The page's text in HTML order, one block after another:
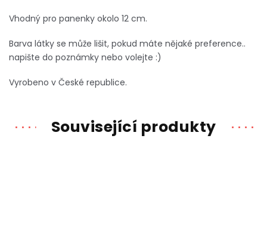
Vhodný pro panenky okolo 12 cm.
Barva látky se může lišit, pokud máte nějaké preference..
napište do poznámky nebo volejte :)
Vyrobeno v České republice.
Související produkty